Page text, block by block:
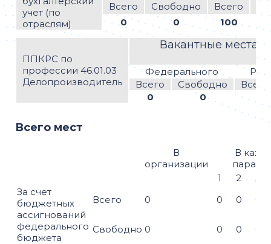
учет (по
отраслям)
Всего
Свободно Всего
0
0 100
ППКРС по
профессии 46.01.03
Делопроизводитель
Вакантные места
Федерального
Всего
Свободно
Всего
0
0
Всего мест
В
организации
В
1
2
3
За счет
бюджетных
ассигнований
федерального
бюджета
Всего 0 0 0
Свободно 0 0 0